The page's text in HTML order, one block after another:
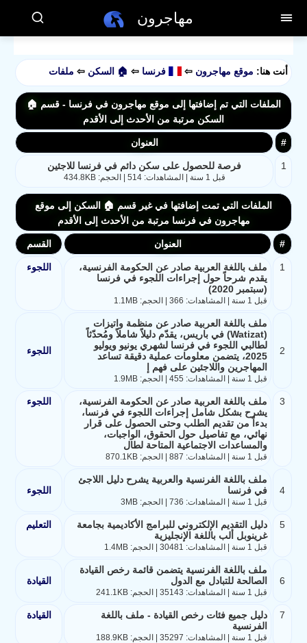
مهاجرون
أنت هنا: موقع مهاجرون ⇦ فرنسا ⇦ 🏠 السكن ⇦ملفات
الملفات التي تم إضافتها إلى موقع مهاجرون في فرنسا - قسم 🏠
السكن مرتبة من الأحدث إلى الأقدم
# العنوان
1 فرصة للحصول على سكن دائم في فرنسا للاجئين
قبل 1 سنة | المشاهدات: 514 | الحجم: 434.8KB
الملفات التي تمت إضافتها في غير قسم 🏠 السكن إلى موقع
مهاجرون في فرنسا مرتبة من الأحدث إلى الأقدم
# العنوان القسم
1
ملف باللغة العربية صادر عن الحكومة الفرنسية،
يقدم شرحاً حول إجراءات اللجوء في فرنسا
(سبتمبر 2020)
قبل 1 سنة | المشاهدات: 366 | الحجم: 1.1MB
اللجوء
2
ملف باللغة العربية صادر عن منظمة واتيزات
(Watizat) في باريس، يقدّم دليلاً شاملاً ومُحدّثاً
لطالبي اللجوء في فرنسا لشهري يونيو ويوليو
2025، يتضمن معلومات عملية دقيقة تساعد
المهاجرين واللاجئين على فهم إ
قبل 1 سنة | المشاهدات: 455 | الحجم: 1.9MB
اللجوء
3
ملف باللغة العربية صادر عن الحكومة الفرنسية،
يشرح بشكل شامل إجراءات اللجوء في فرنسا،
بدءاً من تقديم الطلب وحتى الحصول على قرار
نهائي، مع تفاصيل حول الحقوق، الواجبات،
والمساعدات الاجتماعية المتاحة لطال
قبل 1 سنة | المشاهدات: 887 | الحجم: 870.1KB
اللجوء
4
ملف باللغة الفرنسية والعربية يشرح دليل اللاجئ
في فرنسا
قبل 1 سنة | المشاهدات: 736 | الحجم: 3MB
اللجوء
5
دليل التقديم الإلكتروني للبرامج الأكاديمية بجامعة
غرينوبل ألب باللغة الإنجليزية
قبل 1 سنة | المشاهدات: 30481 | الحجم: 1.4MB
التعليم
6
ملف باللغة الفرنسية يتضمن قائمة رخص القيادة
الصالحة للتبادل مع الدول
قبل 1 سنة | المشاهدات: 35143 | الحجم: 241.1KB
القيادة
7
دليل جميع فئات رخص القيادة - ملف باللغة
الفرنسية
قبل 1 سنة | المشاهدات: 35297 | الحجم: 188.9KB
القيادة